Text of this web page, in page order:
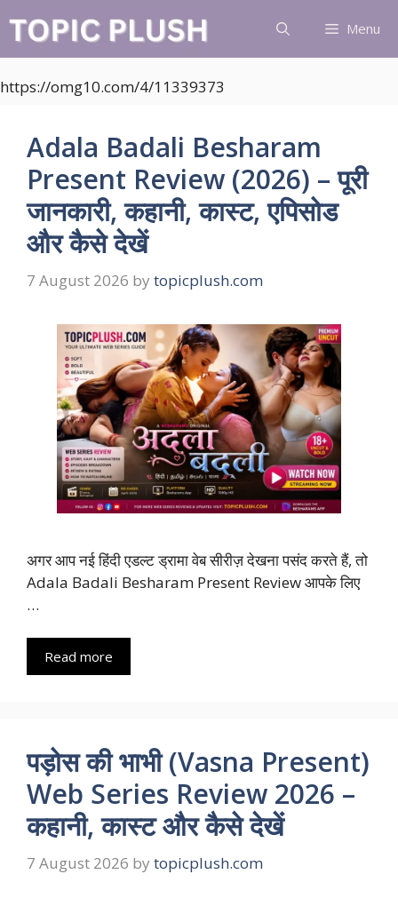
content
Menu
https://omg10.com/4/11339373
Adala Badali Besharam
Present Review (2026) – पूरी
जानकारी, कहानी, कास्ट, एपिसोड
और कैसे देखें
7 August 2026 by topicplush.com
अगर आप नई हिंदी एडल्ट ड्रामा वेब सीरीज़ देखना पसंद करते हैं, तो
Adala Badali Besharam Present Review आपके लिए
…
Read more
पड़ोस की भाभी (Vasna Present)
Web Series Review 2026 –
कहानी, कास्ट और कैसे देखें
7 August 2026 by topicplush.com